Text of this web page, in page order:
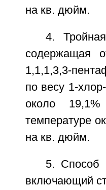
на кв. дюйм.
4.
содержащая
1,1,1,3,3-
по весу 1-
около
температуре
на кв. дюйм.
5. Способ
включающий